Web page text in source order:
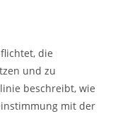
die
und zu
beschreibt, wie
mit der